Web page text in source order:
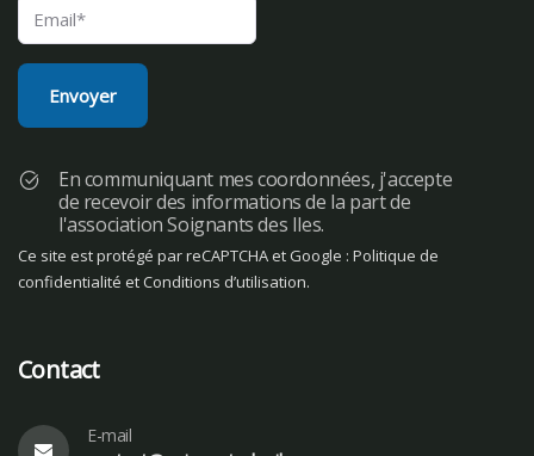
En communiquant mes coordonnées, j'accepte
de recevoir des informations de la part de
l'association Soignants des Iles.
Ce site est protégé par reCAPTCHA et Google : Politique de
confidentialité etConditions d’utilisation.
Contact
E-mail